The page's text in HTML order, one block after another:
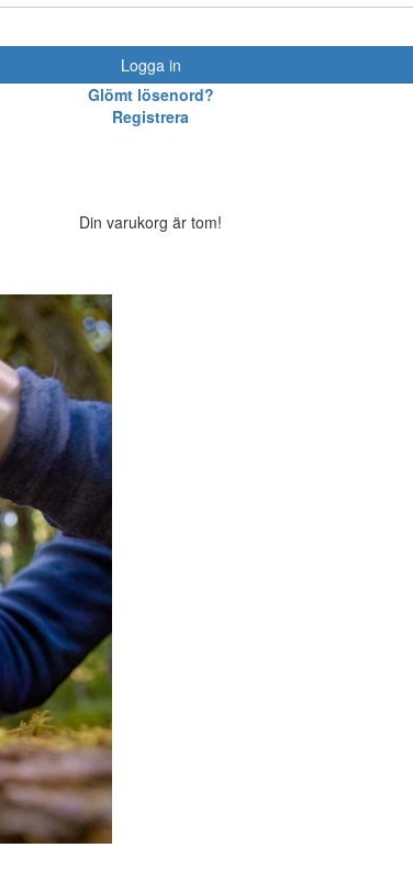
Logga in
Glömt lösenord?
Registrera
Din varukorg är tom!